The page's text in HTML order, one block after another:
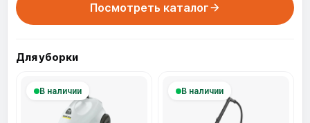
Посмотреть каталог
Для уборки
В наличии В наличии